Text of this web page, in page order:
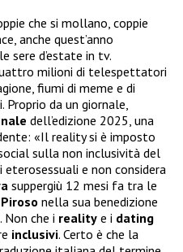
che si mollano, coppie
anche quest’anno
sere d’estate in tv.
milioni di telespettatori
fiumi di meme e di
da un giornale,
dell’edizione 2025, una
«Il reality si è imposto
sulla non inclusività del
e non considera
suppergiù 12 mesi fa tra le
Piroso nella sua benedizione
che i reality e i dating
inclusivi. Certo è che la